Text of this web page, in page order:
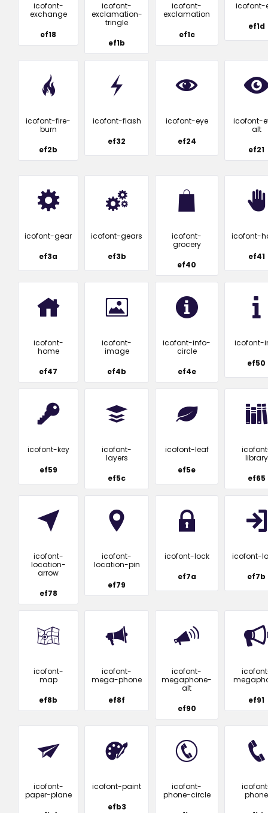
icofont-
exchange
ef18
icofont-
exclamation-
tringle
ef1b
icofont-
exclamation
ef1c
icofont-
ef1d
icofont-fire-
burn
ef2b
icofont-flash
ef32
icofont-eye
ef24
icofont-
alt
ef21
icofont-gear
ef3a
icofont-gears
ef3b
icofont-
grocery
ef40
icofont-
ef41
icofont-
home
ef47
icofont-
image
ef4b
icofont-info-
circle
ef4e
icofont-
ef50
icofont-key
ef59
icofont-
layers
ef5c
icofont-leaf
ef5e
library
ef65
icofont-
location-
arrow
ef78
icofont-
location-pin
ef79
icofont-lock
ef7a
icofont-
ef7b
icofont-
map
ef8b
icofont-
mega-phone
ef8f
icofont-
megaphone-
alt
ef90
ef91
icofont-
paper-plane
icofont-paint
efb3
icofont-
phone-circle
phone